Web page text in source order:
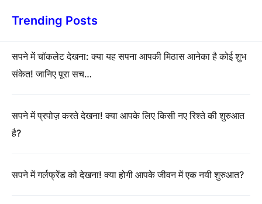
Trending Posts
सपने में चॉकलेट देखना: क्या यह सपना आपकी मिठास आनेका है कोई शुभ
संकेत! जानिए पूरा सच…
सपने में प्रपोज़ करते देखना! क्या आपके लिए किसी नए रिश्ते की शुरुआत
है?
सपने में गर्लफ्रेंड को देखना! क्या होगी आपके जीवन में एक नयी शुरुआत?